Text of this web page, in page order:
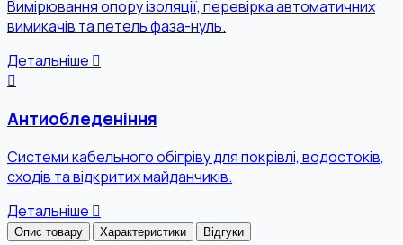
Вимірювання опору ізоляції, перевірка автоматичних
вимикачів та петель фаза-нуль.
Детальніше
Антиобледеніння
Системи кабельного обігріву для покрівлі, водостоків,
сходів та відкритих майданчиків.
Детальніше
Опис товару Характеристики Відгуки